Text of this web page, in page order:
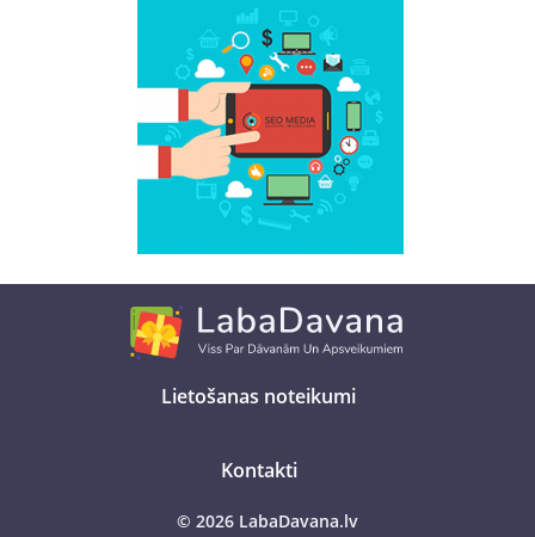
Lietošanas noteikumi
Kontakti
© 2026 LabaDavana.lv